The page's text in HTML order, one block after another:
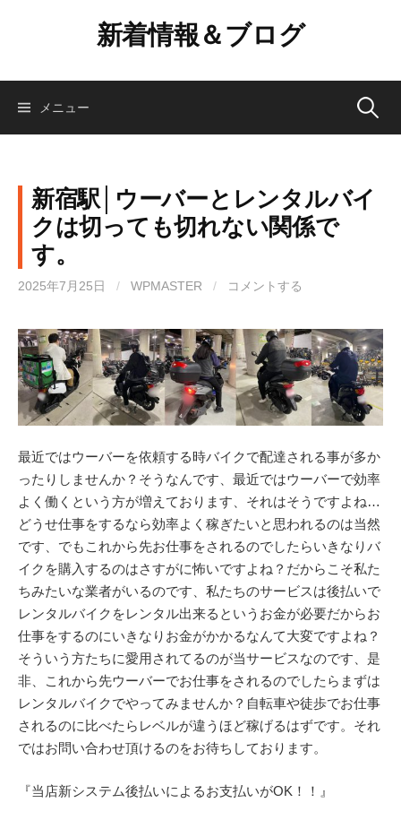
ン
新着情報＆ブログ
メニュー 検
新宿駅│ウーバーとレンタルバイ
クは切っても切れない関係で
す。
2025年7月25日 / WPMASTER / コメントする
最近ではウーバーを依頼する時バイクで配達される事が多か
ったりしませんか？そうなんです、最近ではウーバーで効率
よく働くという方が増えております、それはそうですよね…
どうせ仕事をするなら効率よく稼ぎたいと思われるのは当然
です、でもこれから先お仕事をされるのでしたらいきなりバ
イクを購入するのはさすがに怖いですよね？だからこそ私た
ちみたいな業者がいるのです、私たちのサービスは後払いで
レンタルバイクをレンタル出来るというお金が必要だからお
仕事をするのにいきなりお金がかかるなんて大変ですよね？
そういう方たちに愛用されてるのが当サービスなのです、是
非、これから先ウーバーでお仕事をされるのでしたらまずは
レンタルバイクでやってみませんか？自転車や徒歩でお仕事
されるのに比べたらレベルが違うほど稼げるはずです。それ
ではお問い合わせ頂けるのをお待ちしております。
『当店新システム後払いによるお支払いがOK！！』